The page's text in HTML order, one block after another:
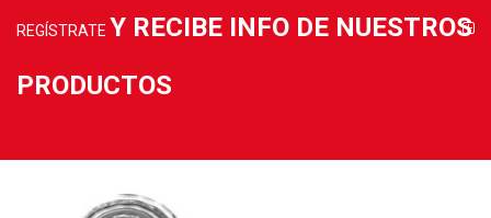
REGÍSTRATE Y RECIBE INFO DE NUESTROS
PRODUCTOS